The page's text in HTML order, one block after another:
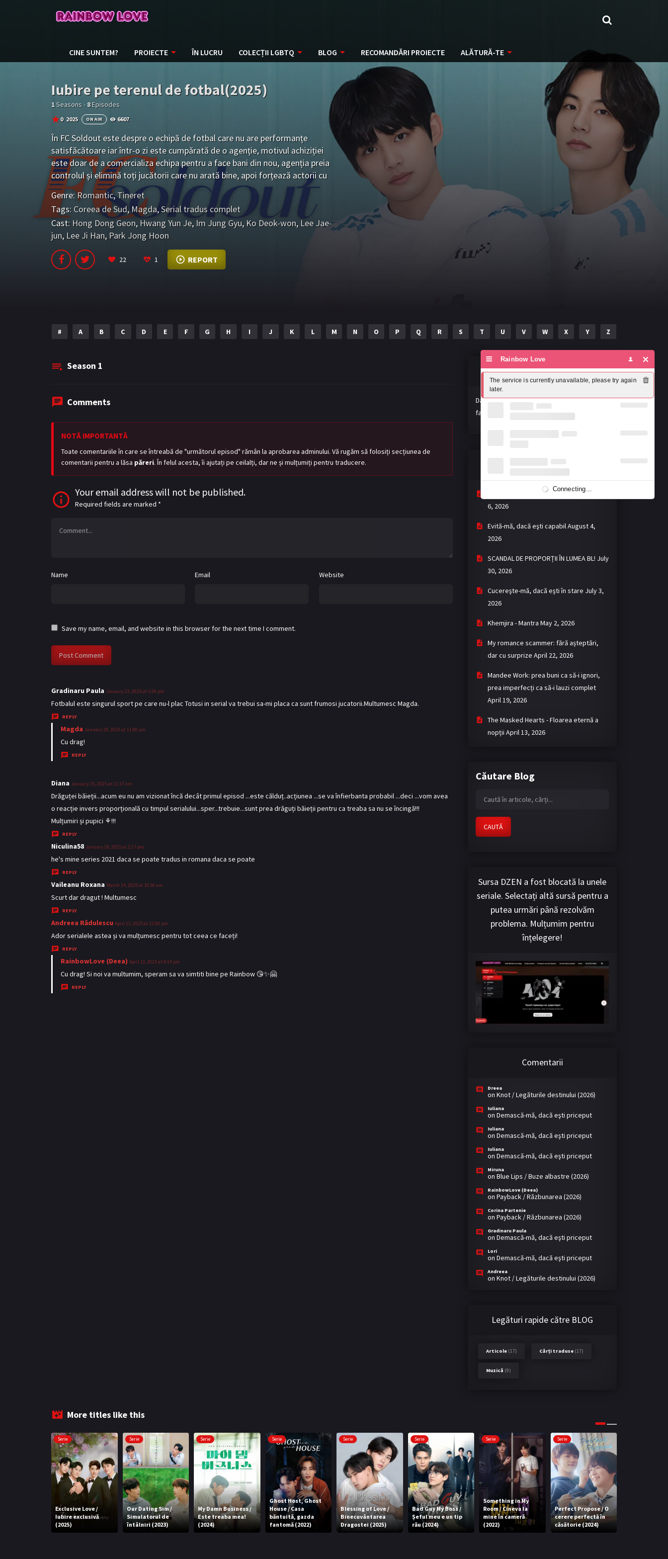
CINE SUNTEM? PROIECTE ÎN LUCRU COLECȚII LGBTQ BLOG RECOMANDĂRI PROIECTE ALĂTURĂ-TE
Iubire pe terenul de fotbal(2025)
1Seasons -8Episodes
0 2025 ON AIR 6607
În FC Soldout este despre o echipă de fotbal care nu are performanțe
satisfăcătoare iar într-o zi este cumpărată de o agenție, motivul achiziției
este doar de a comercializa echipa pentru a face bani din nou, agenția preia
controlul și elimină toți jucătorii care nu arată bine, apoi forțează actorii cu
valoare nominală de la agenția lor să devină jucători.
Genre:Romantic,Tineret
Tags: Coreea de Sud, Magda,Serial tradus complet
Cast: Hong Dong Geon, Hwang Yun Je, Im Jung Gyu, Ko Deok-won, Lee Jae-
jun, Lee Ji Han, Park Jong Hoon
22 1 REPORT
# A B C D E F G H I J K L M N O P Q R S T U V W X Y Z
Season 1
Comments
NOTĂ IMPORTANTĂ
Toate comentariile în care se întreabă de "următorul episod" rămân la aprobarea adminului. Vă rugăm să folosiți secțiunea de
comentarii pentru a lăsa păreri. În felul acesta, îi ajutați pe ceilalți, dar ne și mulțumiți pentru traducere.
Your email address will not be published.
Required fields are marked *
Name Email Website
Save my name, email, and website in this browser for the next time I comment.
Gradinaru Paula s
a
s
January 23, 2025 at 5:39 pm
Fotbalul este singurul sport pe care nu-l plac Totusi in serial va trebui sa-mi placa ca sunt frumosi jucatorii.Multumesc Magda.
REPLY
Magda s
a
y
January 29, 2025 at 11:00 am
Cu drag!
REPLY
Diana s
a
y
s
:
January 25, 2025 at 11:37 am
Drăguței băieții...acum eu nu am vizionat încă decât primul episod ...este călduț..acțiunea ...se va înfierbanta probabil ...deci ...vom avea
o reacție invers proporțională cu timpul serialului...sper...trebuie...sunt prea drăguți băieții pentru ca treaba sa nu se încingă!!!
Mulțumiri și pupici ⚘️!!!
REPLY
Niculina58s
a
s
:
January 29, 2025 at 2:17 pm
he's mine series 2021 daca se poate tradus in romana daca se poate
REPLY
Vaileanu Roxana s
a
s
:
March 14, 2025 at 10:36 am
Scurt dar dragut ! Multumesc
REPLY
Andreea Rădulescu s
a
s
:
April 13, 2025 at 12:00 pm
Ador serialele astea și va mulțumesc pentru tot ceea ce faceți!
REPLY
RainbowLove (Deea) s
a
April 13, 2025 at 9:14 pm
Cu drag! Si noi va multumim, speram sa va simtiti bine pe Rainbow 😘✨🤗
REPLY
Susțineți misiunea noastră!
Dacă vă place activitatea noastră, ne puteți
face o donație voluntară. Mulțumim!
Demască-mă, dacă eşti priceputAugust
6, 2026
Evită-mă, dacă eşti capabilAugust 4,
2026
SCANDAL DE PROPORȚII ÎN LUMEA BL! July
30, 2026
Cucereşte-mă, dacă eşti în stare July 3,
2026
Khemjira - Mantra May 2, 2026
My romance scammer: fără așteptări,
dar cu surprize April 22, 2026
Mandee Work: prea buni ca să-i ignori,
prea imperfecți ca să-i lauzi complet
April 19, 2026
The Masked Hearts - Floarea eternă a
nopții April 13, 2026
Căutare Blog
CAUTĂ
Sursa DZEN a fost blocată la unele
seriale. Selectați altă sursă pentru a
putea urmări până rezolvăm
problema. Mulțumim pentru
înțelegere!
Comentarii
Dreea
on Knot / Legăturile destinului (2026)
Iuliana
on Demască-mă, dacă eşti priceput
Iuliana
on Demască-mă, dacă eşti priceput
Iuliana
on Demască-mă, dacă eşti priceput
Miruna
on Blue Lips / Buze albastre (2026)
RainbowLove (Deea)
on Payback / Răzbunarea (2026)
Corina Partenie
on Payback / Răzbunarea (2026)
Gradinaru Paula
on Demască-mă, dacă eşti priceput
Lori
on Demască-mă, dacă eşti priceput
Andreea
on Knot / Legăturile destinului (2026)
Legături rapide către BLOG
Articole (17) Cărți traduse (17)
Muzică (9)
More titles like this
Serie
Exclusive Love /
Iubire exclusivă
(2025)
Serie
Our Dating Sim /
Simulatorul de
întâlniri (2023)
Serie
My Damn Business /
Este treaba mea!
(2024)
Serie
Ghost Host, Ghost
House / Casa
băntuită, gazda
fantomă (2022)
Serie
Blessing of Love /
Binecuvântarea
Dragostei (2025)
Serie
Bad Guy My Boss /
Șeful meu e un tip
rău (2024)
Serie
Something in My
Room / Cineva la
mine în cameră
(2022)
Serie
Perfect Propose / O
cerere perfectă în
căsătorie (2024)
Rainbow Love
The service is currently unavailable, please try again
later.
Connecting...